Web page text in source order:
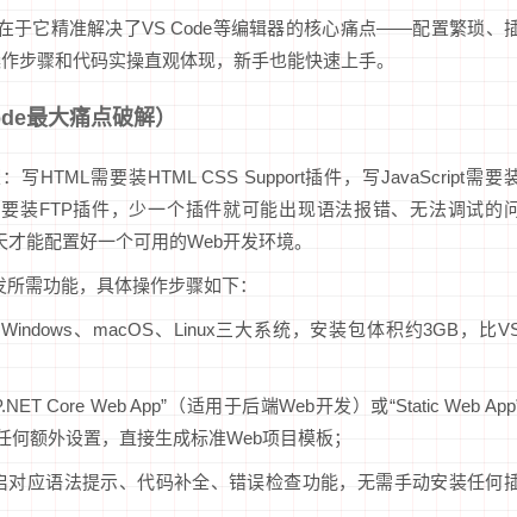
于它精准解决了VS Code等编辑器的核心痛点——配置繁琐、
步骤和代码实操直观体现，新手也能快速上手。
最大痛点破解）
写HTML需要装HTML CSS Support插件，写JavaScript需要
装FTP插件，少一个插件就可能出现语法报错、无法调试的
能配置好一个可用的Web开发环境。
需功能，具体操作步骤如下：
、macOS、Linux三大系统，安装包体积约3GB，比
Core Web App”（适用于后端Web开发）或“Static Web
何额外设置，直接生成标准Web项目模板；
应语法提示、代码补全、错误检查功能，无需手动安装任何